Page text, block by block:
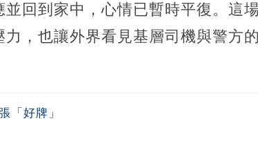
回到家中，心情已暫時平復。這
，也讓外界看見基層司機與警方
「好牌」